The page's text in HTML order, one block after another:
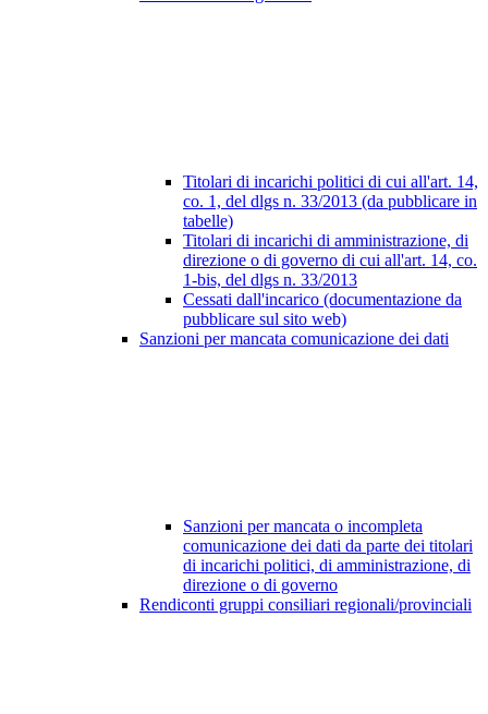
Titolari di incarichi politici di cui all'art. 14,
co. 1, del dlgs n. 33/2013 (da pubblicare in
tabelle)
Titolari di incarichi di amministrazione, di
direzione o di governo di cui all'art. 14, co.
1-bis, del dlgs n. 33/2013
Cessati dall'incarico (documentazione da
pubblicare sul sito web)
Sanzioni per mancata comunicazione dei dati
Sanzioni per mancata o incompleta
comunicazione dei dati da parte dei titolari
di incarichi politici, di amministrazione, di
direzione o di governo
Rendiconti gruppi consiliari regionali/provinciali